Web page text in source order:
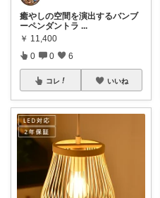
癒やしの空間を演出するバンブ
ーペンダントラ ...
￥ 11,400
0 0 6
コレ いいね